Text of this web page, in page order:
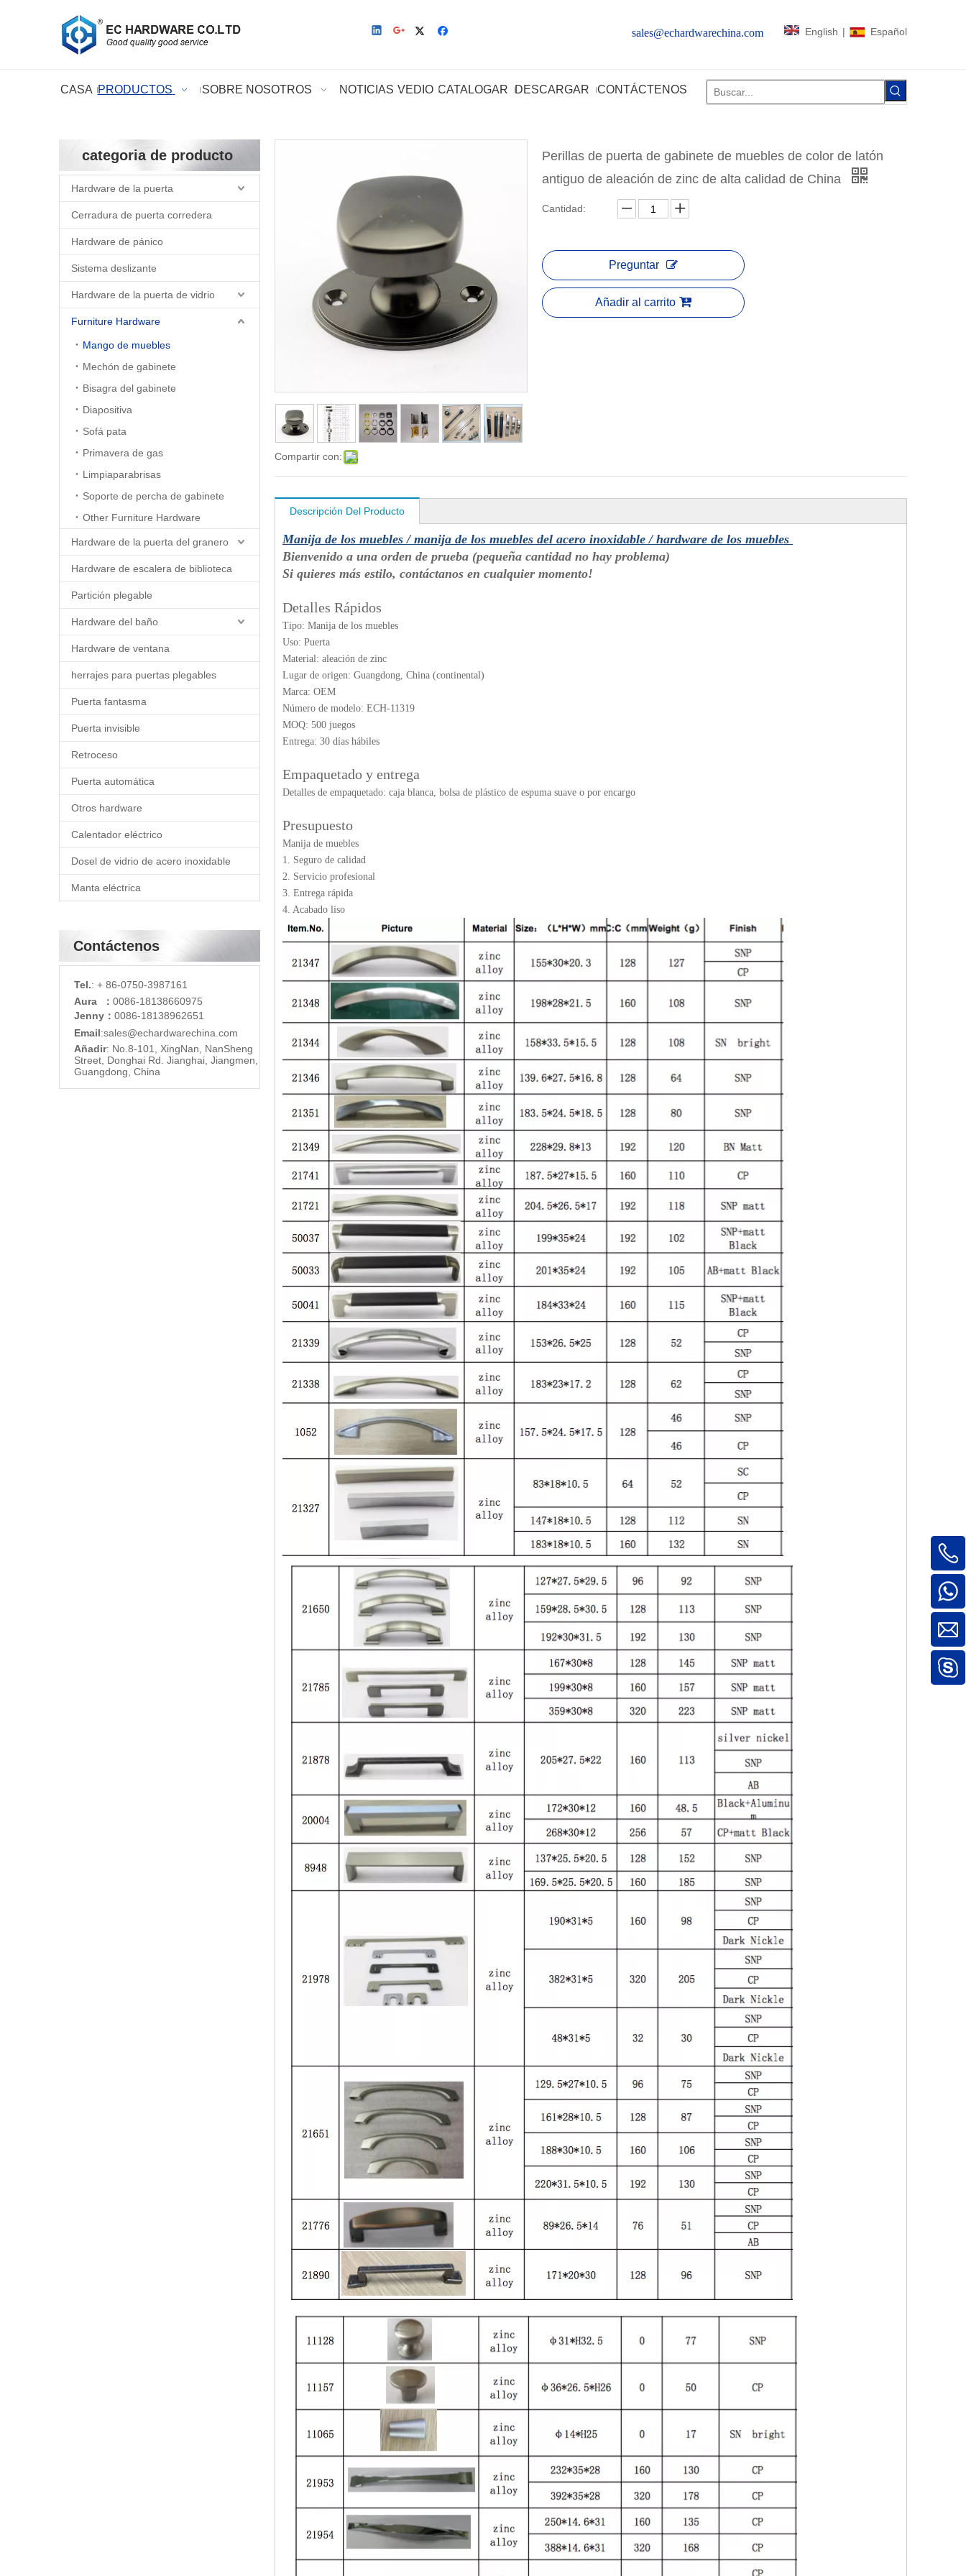
sales@echardwarechina.com English | Español
CASA PRODUCTOS SOBRE NOSOTROS NOTICIAS VEDIO CATALOGAR DESCARGAR CONTÁCTENOS
categoria de producto
Hardware de la puerta
Cerradura de puerta corredera
Hardware de pánico
Sistema deslizante
Hardware de la puerta de vidrio
Furniture Hardware
Mango de muebles
Mechón de gabinete
Bisagra del gabinete
Diapositiva
Sofá pata
Primavera de gas
Limpiaparabrisas
Soporte de percha de gabinete
Other Furniture Hardware
Hardware de la puerta del granero
Hardware de escalera de biblioteca
Partición plegable
Hardware del baño
Hardware de ventana
herrajes para puertas plegables
Puerta fantasma
Puerta invisible
Retroceso
Puerta automática
Otros hardware
Calentador eléctrico
Dosel de vidrio de acero inoxidable
Manta eléctrica
Contáctenos
Tel.: + 86-0750-3987161
Aura ： 0086-18138660975
Jenny： 0086-18138962651
Email:sales@echardwarechina.com
Añadir: No.8-101, XingNan, NanSheng
Street, Donghai Rd. Jianghai, Jiangmen,
Guangdong, China
Compartir con:
Perillas de puerta de gabinete de muebles de color de latón
antiguo de aleación de zinc de alta calidad de China
Cantidad:
Preguntar
Añadir al carrito
Descripción Del Producto
Manija de los muebles / manija de los muebles del acero inoxidable / hardware de los muebles
Bienvenido a una orden de prueba (pequeña cantidad no hay problema)
Si quieres más estilo, contáctanos en cualquier momento!
Detalles Rápidos
Tipo: Manija de los muebles
Uso: Puerta
Material: aleación de zinc
Lugar de origen: Guangdong, China (continental)
Marca: OEM
Número de modelo: ECH-11319
MOQ: 500 juegos
Entrega: 30 días hábiles
Empaquetado y entrega
Detalles de empaquetado: caja blanca, bolsa de plástico de espuma suave o por encargo
Presupuesto
Manija de muebles
1. Seguro de calidad
2. Servicio profesional
3. Entrega rápida
4. Acabado liso